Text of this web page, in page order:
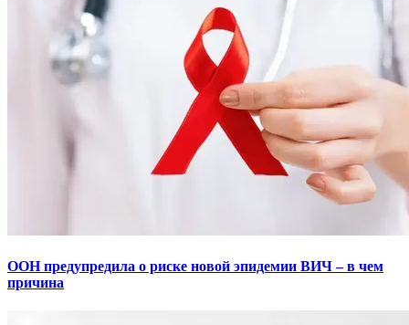
ООН предупредила о риске новой эпидемии ВИЧ – в чем
причина